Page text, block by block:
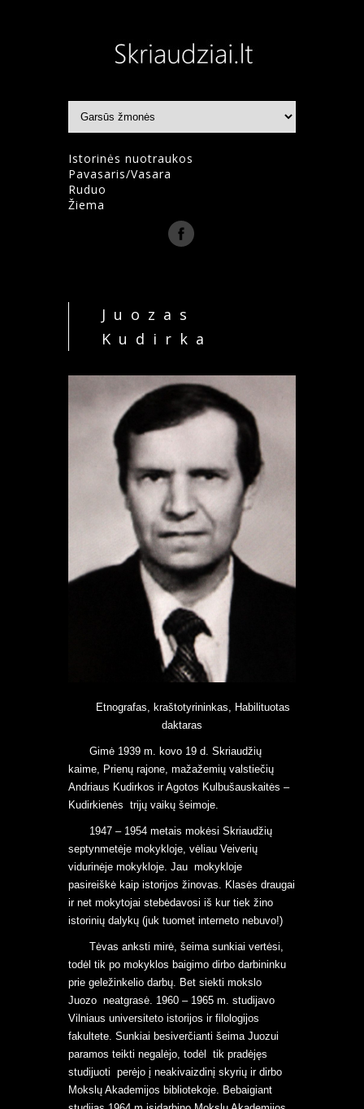
Istorinės nuotraukos
Pavasaris/Vasara
Ruduo
Žiema
Juozas
Kudirka
Etnografas, kraštotyrininkas, Habilituotas
daktaras
Gimė 1939 m. kovo 19 d. Skriaudžių
kaime, Prienų rajone, mažažemių valstiečių
Andriaus Kudirkos ir Agotos Kulbušauskaitės –
Kudirkienės trijų vaikų šeimoje.
1947 – 1954 metais mokėsi Skriaudžių
septynmetėje mokykloje, vėliau Veiverių
vidurinėje mokykloje. Jau mokykloje
pasireiškė kaip istorijos žinovas. Klasės draugai
ir net mokytojai stebėdavosi iš kur tiek žino
istorinių dalykų (juk tuomet interneto nebuvo!)
Tėvas anksti mirė, šeima sunkiai vertėsi,
todėl tik po mokyklos baigimo dirbo darbininku
prie geležinkelio darbų. Bet siekti mokslo
Juozo neatgrasė. 1960 – 1965 m. studijavo
Vilniaus universiteto istorijos ir filologijos
fakultete. Sunkiai besiverčianti šeima Juozui
paramos teikti negalėjo, todėl tik pradėjęs
studijuoti perėjo į neakivaizdinį skyrių ir dirbo
Mokslų Akademijos bibliotekoje. Bebaigiant